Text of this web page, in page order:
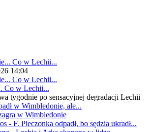
14:04
Co w Lechii...
tygodnie po sensacyjnej degradacji Lechii
w Wimbledonie, ale...
w Wimbledonie
- F. Pieczonka odpadł, bo sędzia ukradł...